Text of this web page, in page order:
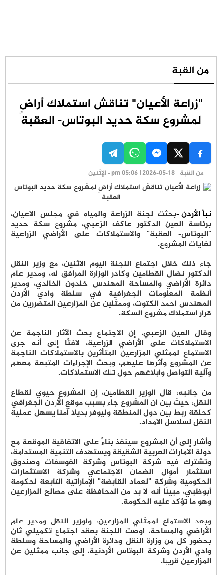
من القبة
"زراعة الأعيان" تناقش استملاك أراضٍ
لمشروع سكة حديد البوتاس- العقبة
من القبة pm 05:06 | 2026-05-18 - الإثنين
نبأ الأردن -بحثت لجنة الزراعة والمياه في مجلس الاعيان،
برئاسة العين الدكتور عاكف الزعبي، مشروع سكة حديد
"البوتاس- العقبة" والاستملاكات على الأراضي الزراعية
لغايات المشروع.
جاء ذلك خلال اجتماع اللجنة اليوم الاثنين، مع وزير النقل
الدكتور نضال القطامين وكادر الوزارة المرافق له، ومدير عام
دائرة الأراضي والمساحة المهندس خلدون الخالدي، ومدير
أنظمة المعلومات الجغرافية في سلطة وادي الأردن
المهندس احمد الكتوت، وممثلين عن المزارعين المتضررين من
قرار استملاك مشروع السكة.
وقال العين الزعبي، إن الاجتماع بحث الآثار الناجمة عن
الاستملاكات على الأراضي الزراعية، لافتًا إلى أنه جرى
الاستماع لممثلي المزارعين المتأثرين بالاستملاكات الناجمة
عن المشروع وأثرها عليهم، وبحث الإجراءات المتبعة معهم
وآلية التواصل وابلاغهم حول تلك الاستملاكات.
من جانبه، قال الوزير القطامين، إن المشروع حيوي لقطاع
النقل، حيث بين ان المشروع جاء بسبب موقع الأردن الجغرافي
كحلقة ربط بين دول المنطقة وليوفر بديلا آمنا يسهل عملية
النقل لسلاسل الامداد.
وأشار إلى أن المشروع سينفذ بناءً على الاتفاقية الموقعة مع
دولة الامارات العربية الشقيقة ويستهدف التنمية المستدامة،
وتشترك فيه شركة البوتاس وشركة الفوسفات وصندوق
استثمار أموال الضمان الاجتماعي وشركة الاستثمارات
الحكومية وشركة "لعماد القابضة" الإماراتية التابعة لحكومة
أبوظبي، مبينًا أنه لا بد من المحافظة على مصالح المزارعين
وهو ما تؤكد عليه الحكومة.
وبعد الاستماع لممثلي المزارعين، ولوزير النقل ومدير عام
الأراضي والمساحة، اوصت اللجنة بعقد اجتماع تكميلي ثان
بحضور كل من وزارة النقل ودائرة الأراضي والمساحة وسلطة
وادي الأردن وشركة البوتاس الأردنية، إلى جانب ممثلين عن
المزارعين قريبا.